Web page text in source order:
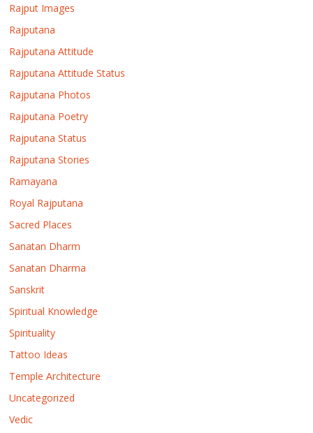
Rajput Images
Rajputana
Rajputana Attitude
Rajputana Attitude Status
Rajputana Photos
Rajputana Poetry
Rajputana Status
Rajputana Stories
Ramayana
Royal Rajputana
Sacred Places
Sanatan Dharm
Sanatan Dharma
Sanskrit
Spiritual Knowledge
Spirituality
Tattoo Ideas
Temple Architecture
Uncategorized
Vedic